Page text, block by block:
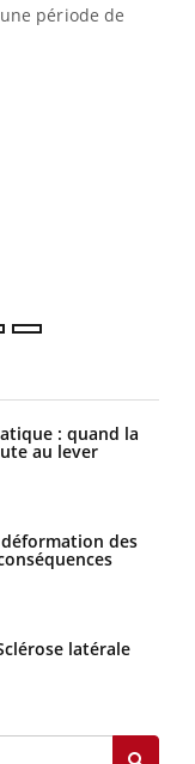
période de
: quand la
au lever
des
latérale